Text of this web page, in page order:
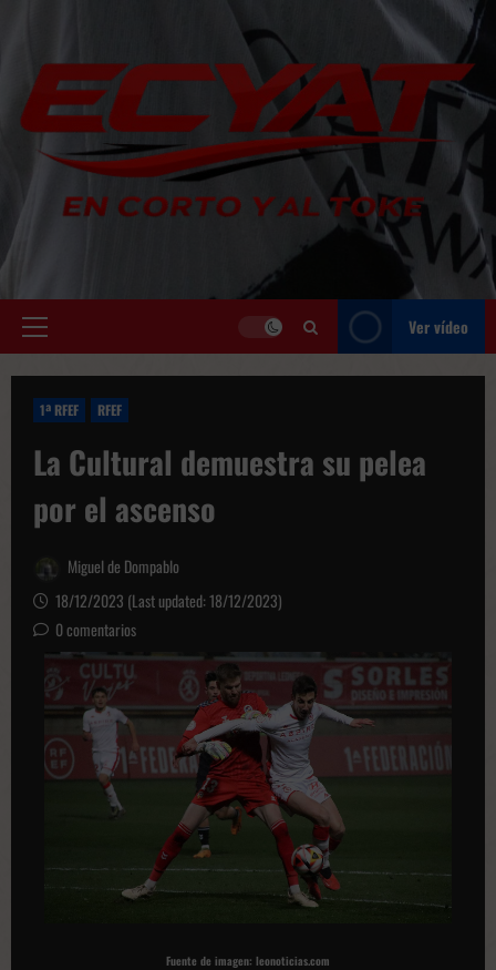
contenido
Menú
Ver vídeo
1ª RFEF RFEF
La Cultural demuestra su pelea
por el ascenso
Miguel de Dompablo
18/12/2023 (Last updated: 18/12/2023)
0 comentarios
Fuente de imagen: leonoticias.com